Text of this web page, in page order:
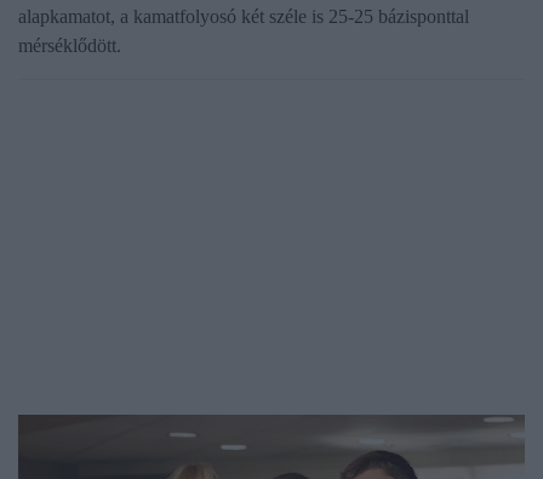
alapkamatot, a kamatfolyosó két széle is 25-25 bázisponttal
mérséklődött.